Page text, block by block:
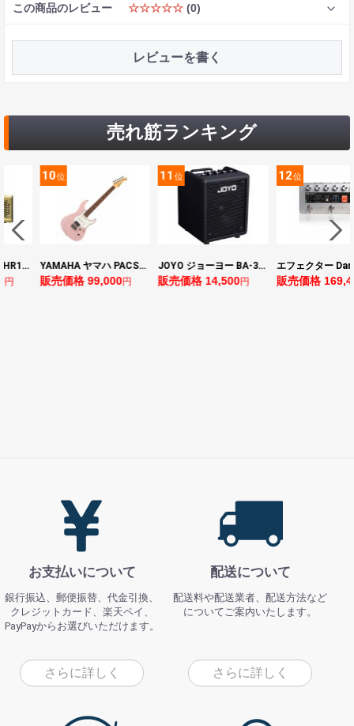
この商品のレビュー ☆☆☆☆☆ (0)
レビューを書く
売れ筋ランキング
ヤマハ YAMAHA THR10II 小型ギターアンプ
円
10位
YAMAHA ヤマハ PACS+12 ASP Pacifica Standard Plus パシフィカスタンダードプラス エレキギター
販売価格 99,000円
11位
JOYO ジョーヨー BA-30 VIBE CUBE BLK 30W 小型ベースアンプ Bluetooth+OTGオーディオI/F搭載
販売価格 14,500円
12位
販売価格
お支払いについて
銀行振込、郵便振替、代金引換、
クレジットカード、楽天ペイ、
PayPayからお選びいただけます。
さらに詳しく
配送について
配送料や配送業者、配送方法など
についてご案内いたします。
さらに詳しく